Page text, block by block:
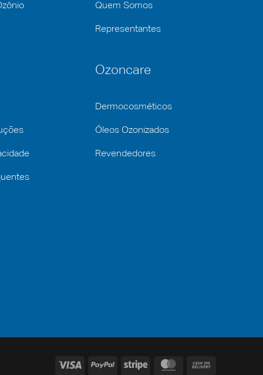
Quem Somos
Representantes
Ozoncare
Dermocosméticos
Óleos Ozonizados
Revendedores